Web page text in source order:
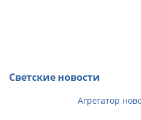
Светские новости
Агрегатор